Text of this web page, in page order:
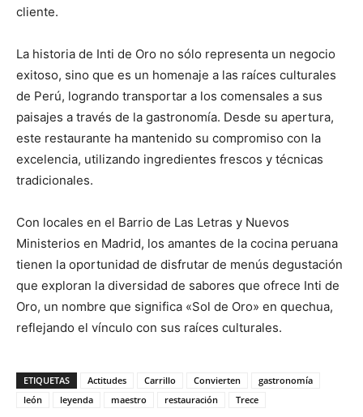
cliente.
La historia de Inti de Oro no sólo representa un negocio
exitoso, sino que es un homenaje a las raíces culturales
de Perú, logrando transportar a los comensales a sus
paisajes a través de la gastronomía. Desde su apertura,
este restaurante ha mantenido su compromiso con la
excelencia, utilizando ingredientes frescos y técnicas
tradicionales.
Con locales en el Barrio de Las Letras y Nuevos
Ministerios en Madrid, los amantes de la cocina peruana
tienen la oportunidad de disfrutar de menús degustación
que exploran la diversidad de sabores que ofrece Inti de
Oro, un nombre que significa «Sol de Oro» en quechua,
reflejando el vínculo con sus raíces culturales.
ETIQUETAS Actitudes Carrillo Convierten
gastronomía
león
leyenda maestro restauración Trece